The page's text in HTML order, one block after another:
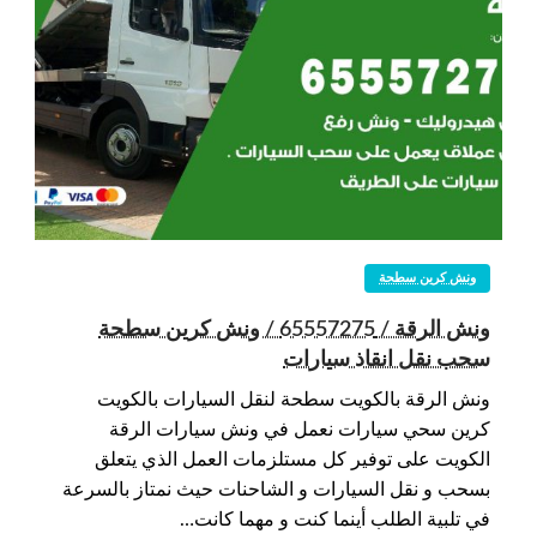
ونش كرين سطحة
ونش الرقة / 65557275 / ونش كرين سطحة
سحب نقل انقاذ سيارات
ونش الرقة بالكويت سطحة لنقل السيارات بالكويت
كرين سحي سيارات نعمل في ونش سيارات الرقة
الكويت على توفير كل مستلزمات العمل الذي يتعلق
بسحب و نقل السيارات و الشاحنات حيث نمتاز بالسرعة
في تلبية الطلب أينما كنت و مهما كانت…